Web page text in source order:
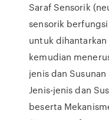
Saraf Sensorik
sensorik
untuk
kemudian
jenis dan
Jenis-jenis dan
beserta